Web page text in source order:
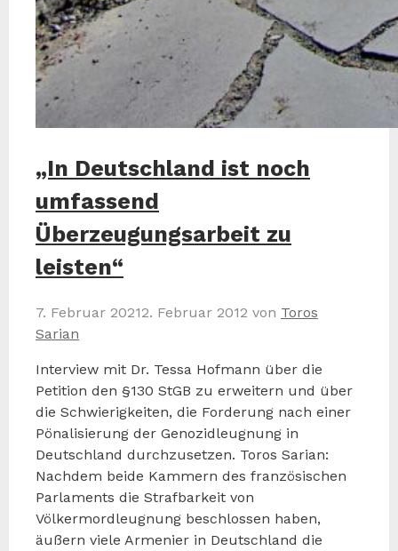
„In Deutschland ist noch
umfassend
Überzeugungsarbeit zu
leisten“
7. Februar 20212. Februar 2012 von Toros
Sarian
Interview mit Dr. Tessa Hofmann über die
Petition den §130 StGB zu erweitern und über
die Schwierigkeiten, die Forderung nach einer
Pönalisierung der Genozidleugnung in
Deutschland durchzusetzen. Toros Sarian:
Nachdem beide Kammern des französischen
Parlaments die Strafbarkeit von
Völkermordleugnung beschlossen haben,
äußern viele Armenier in Deutschland die